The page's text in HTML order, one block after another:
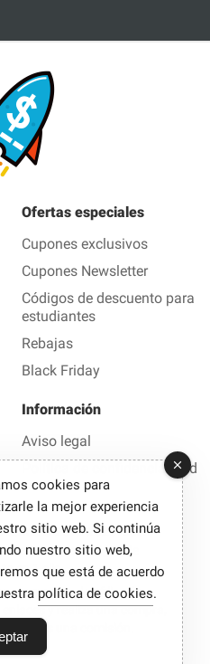
Ofertas especiales
Cupones exclusivos
Cupones Newsletter
Códigos de descuento para
estudiantes
Rebajas
Black Friday
Información
Aviso legal
Política de confidencialidad
© 2012-2026 Buen
y los códigos de
en 1 clic
programas de afiliación.
y realiza una compra,
una comisión.
cookies para
la mejor experiencia
sitio web. Si continúa
nuestro sitio web,
que está de acuerdo
política de cookies.